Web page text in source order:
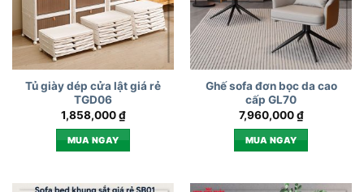
Tủ giày dép cửa lật giá rẻ
TGD06
1,858,000₫
MUA NGAY
Ghế sofa đơn bọc da cao
cấp GL70
7,960,000₫
MUA NGAY